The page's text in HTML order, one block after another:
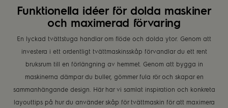
Funktionella idéer för dolda maskiner
och maximerad förvaring
En lyckad tvättstuga handlar om flöde och dolda ytor. Genom att
investera i ett ordentligt tvättmaskinsskåp förvandlar du ett rent
bruksrum till en förlängning av hemmet. Genom att bygga in
maskinerna dämpar du buller, gömmer fula rör och skapar en
sammanhängande design. Här har vi samlat inspiration och konkreta
layouttips på hur du använder skåp för tvättmaskin för att maximera